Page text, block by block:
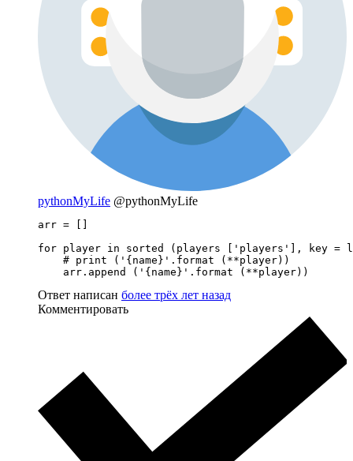
pythonMyLife @pythonMyLife
arr = []
for player in sorted (players ['players'], key =
    # print ('{name}'.format (**player))
    arr.append ('{name}'.format (**player))
Ответ написан более трёх лет назад
Комментировать